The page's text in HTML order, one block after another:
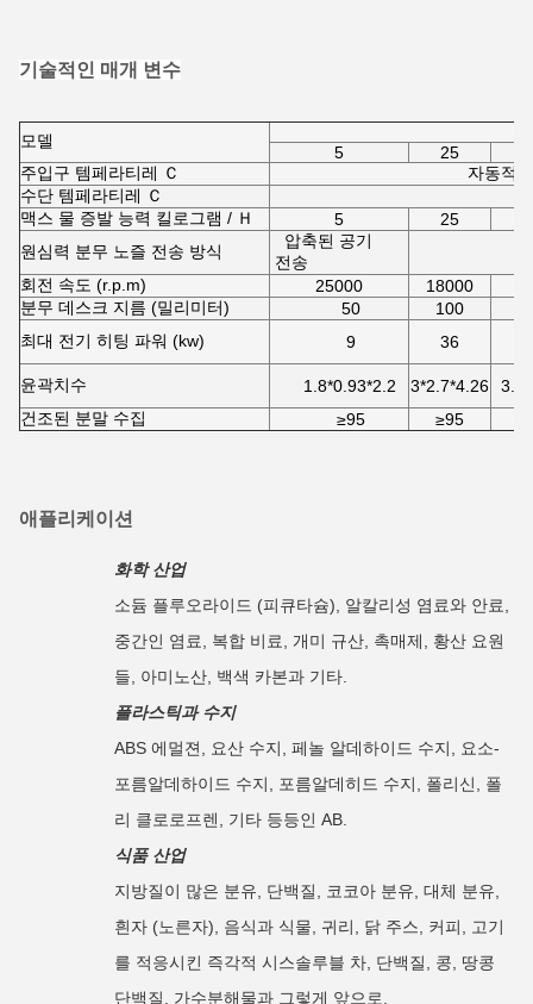
기술적인 매개 변수
모델
5 25
주입구 템페라티레 Ｃ
자동적
수단 템페라티레 Ｃ
맥스 물 증발 능력 킬로그램 / Ｈ
5 25
원심력 분무 노즐 전송 방식
압축된 공기
전송
회전 속도 (r.p.m)
25000 18000
분무 데스크 지름 (밀리미터)
50 100
최대 전기 히팅 파워 (kw)
9 36
윤곽치수 1.8*0.93*2.2 3*2.7*4.26
건조된 분말 수집
≥95 ≥95
애플리케이션
화학 산업
소듐 플루오라이드 (피큐타슘), 알칼리성 염료와 안료,
중간인 염료, 복합 비료, 개미 규산, 촉매제, 황산 요원
들, 아미노산, 백색 카본과 기타.
플라스틱과 수지
ABS 에멀젼, 요산 수지, 페놀 알데하이드 수지, 요소-
포름알데하이드 수지, 포름알데히드 수지, 폴리신, 폴
리 클로로프렌, 기타 등등인 AB.
식품 산업
지방질이 많은 분유, 단백질, 코코아 분유, 대체 분유,
흰자 (노른자), 음식과 식물, 귀리, 닭 주스, 커피, 고기
를 적응시킨 즉각적 시스솔루블 차, 단백질, 콩, 땅콩
단백질, 가수분해물과 그렇게 앞으로.